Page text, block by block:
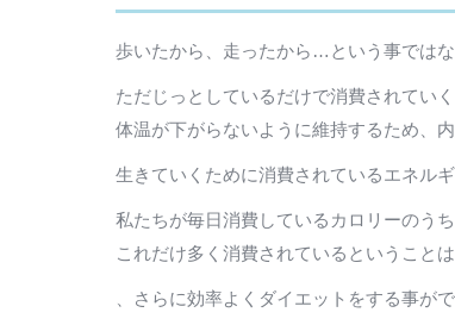
歩いたから、走ったから…という事ではな
ただじっとしているだけで消費されてい
体温が下がらないように維持するため、
生きていくために消費されているエネルギ
私たちが毎日消費しているカロリーのう
これだけ多く消費されているということ
、さらに効率よくダイエットをする事が